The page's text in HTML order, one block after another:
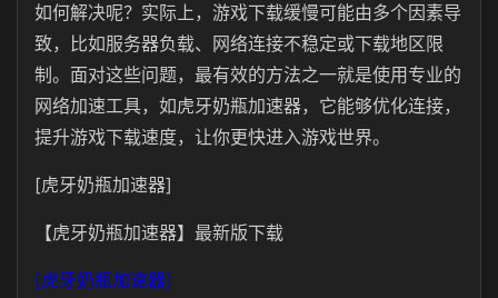
如何解决呢？实际上，游戏下载缓慢可能由多个因素导
致，比如服务器负载、网络连接不稳定或下载地区限
制。面对这些问题，最有效的方法之一就是使用专业的
网络加速工具，如虎牙奶瓶加速器，它能够优化连接，
提升游戏下载速度，让你更快进入游戏世界。
[虎牙奶瓶加速器]
【虎牙奶瓶加速器】最新版下载
[虎牙奶瓶加速器]